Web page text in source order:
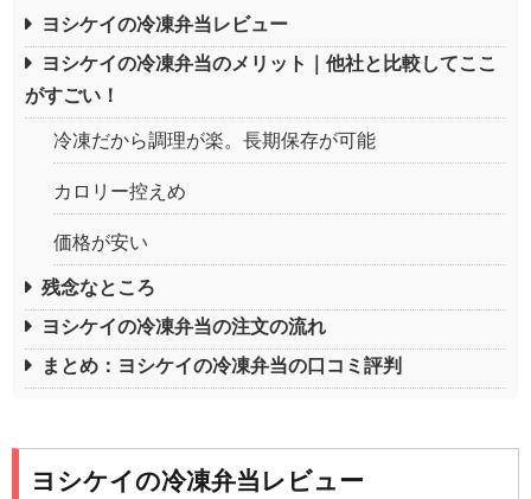
ヨシケイの冷凍弁当レビュー
ヨシケイの冷凍弁当のメリット｜他社と比較してここ
がすごい！
冷凍だから調理が楽。長期保存が可能
カロリー控えめ
価格が安い
残念なところ
ヨシケイの冷凍弁当の注文の流れ
まとめ：ヨシケイの冷凍弁当の口コミ評判
ヨシケイの冷凍弁当レビュー